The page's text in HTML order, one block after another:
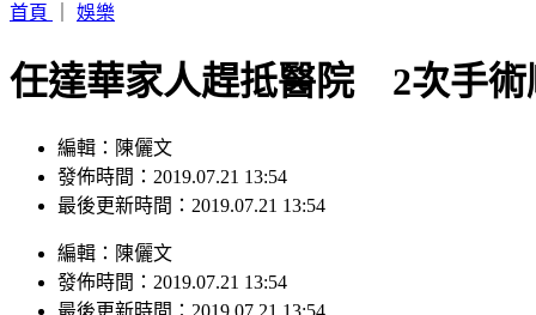
首頁
娛樂
任達華家人趕抵醫院 2次手術
編輯：陳儷文
發佈時間：2019.07.21 13:54
最後更新時間：2019.07.21 13:54
編輯 ： 陳儷文
發佈時間： 2019.07.21 13:54
最後更新時間： 2019.07.21 13:54